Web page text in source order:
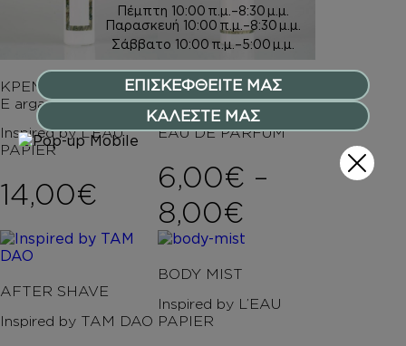
ΚΡΕΜΑ ΣΩΜΑΤΟΣ Μ
Ε argan oil
Inspired by L’EAU
PAPIER
14,00€
ΑΦΡΟΛΟΥΤΡΑ
Inspired by DO SON
EAU DE PARFUM
6,00€ –
8,00€
AFTER SHAVE
Inspired by TAM DAO
BODY MIST
Inspired by L’EAU
PAPIER
Πέμπτη 10:00 π.μ.–8:30 μ.μ.
Παρασκευή 10:00 π.μ.–8:30 μ.μ.
Σάββατο 10:00 π.μ.–5:00 μ.μ.
ΕΠΙΣΚΕΦΘΕΙΤΕ ΜΑΣ
ΚΑΛΕΣΤΕ ΜΑΣ